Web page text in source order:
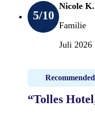
5/10
Nicole K.
Familie
Juli 2026
Recommended
“Tolles